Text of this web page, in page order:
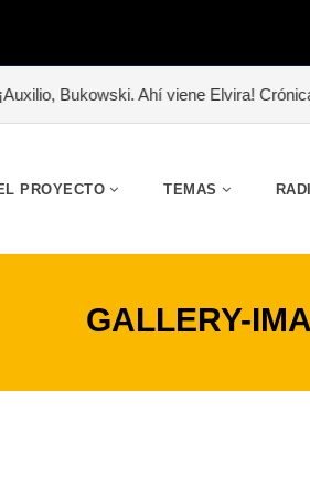
Bukowski. Ahí viene Elvira! Crónica
PROYECTO TEMAS
GALLERY-